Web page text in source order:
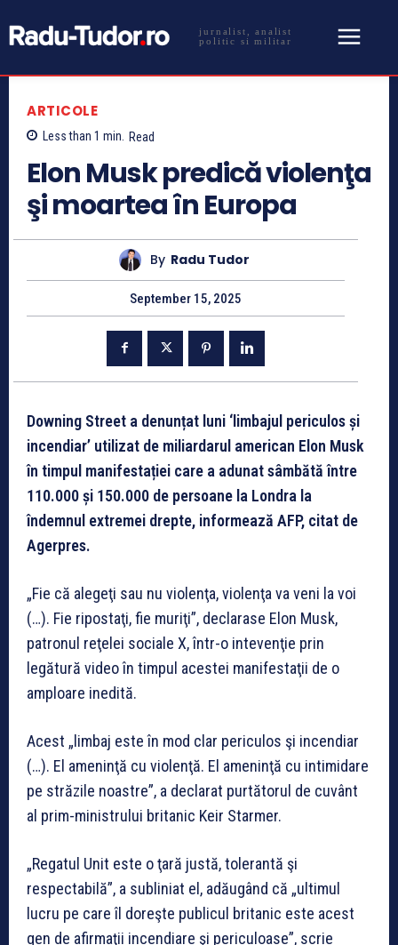
jurnalist, analist
politic si militar
ARTICOLE
Less than 1 min. Read
Elon Musk predică violenţa
şi moartea în Europa
By Radu Tudor
September 15, 2025
Downing Street a denunțat luni ‘limbajul periculos și
incendiar’ utilizat de miliardarul american Elon Musk
în timpul manifestației care a adunat sâmbătă între
110.000 și 150.000 de persoane la Londra la
îndemnul extremei drepte, informează AFP, citat de
Agerpres.
„Fie că alegeţi sau nu violenţa, violenţa va veni la voi
(…). Fie ripostaţi, fie muriţi”, declarase Elon Musk,
patronul reţelei sociale X, într-o intevenţie prin
legătură video în timpul acestei manifestaţii de o
amploare inedită.
Acest „limbaj este în mod clar periculos şi incendiar
(…). El ameninţă cu violenţă. El ameninţă cu intimidare
pe străzile noastre”, a declarat purtătorul de cuvânt
al prim-ministrului britanic Keir Starmer.
„Regatul Unit este o ţară justă, tolerantă şi
respectabilă”, a subliniat el, adăugând că „ultimul
lucru pe care îl doreşte publicul britanic este acest
gen de afirmaţii incendiare şi periculoase”, scrie